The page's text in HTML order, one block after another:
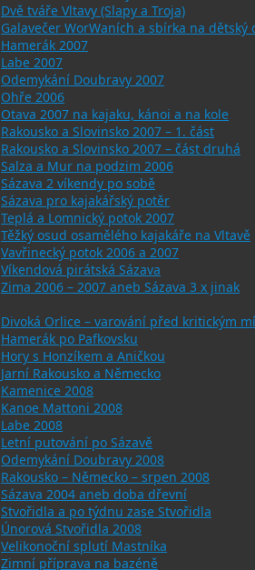
Dvě tváře Vltavy (Slapy a Troja)
Galavečer WorWaních a sbírka na dětský
Hamerák 2007
Labe 2007
Odemykání Doubravy 2007
Ohře 2006
Otava 2007 na kajaku, kánoi a na kole
Rakousko a Slovinsko 2007 – 1. část
Rakousko a Slovinsko 2007 – část druhá
Salza a Mur na podzim 2006
Sázava 2 víkendy po sobě
Sázava pro kajakářský potěr
Teplá a Lomnický potok 2007
Těžký osud osamělého kajakáře na Vltavě
Vavřinecký potok 2006 a 2007
Víkendová pirátská Sázava
Zima 2006 – 2007 aneb Sázava 3 x jinak
Divoká Orlice – varování před kritickým
Hamerák po Pafkovsku
Hory s Honzíkem a Aničkou
Jarní Rakousko a Německo
Kamenice 2008
Kanoe Mattoni 2008
Labe 2008
Letní putování po Sázavě
Odemykání Doubravy 2008
Rakousko – Německo – srpen 2008
Sázava 2004 aneb doba dřevní
Stvořidla a po týdnu zase Stvořidla
Únorová Stvořidla 2008
Velikonoční splutí Mastníka
Zimní příprava na bazéně